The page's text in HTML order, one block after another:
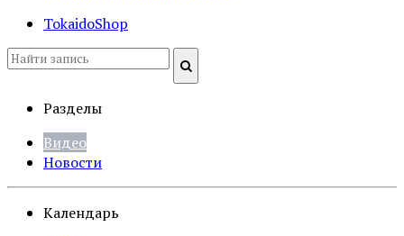
TokaidoShop
Разделы
Видео
Новости
Календарь